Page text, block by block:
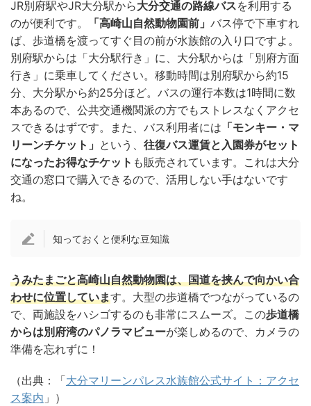
JR別府駅やJR大分駅から大分交通の路線バスを利用する
のが便利です。
「高崎山自然動物園前」 バス停で下車すれ
ば、歩道橋を渡ってすぐ目の前が水族館の入り口ですよ。
別府駅からは「大分駅行き」に、大分駅からは「別府方面
行き」に乗車してください。移動時間は別府駅から約15
分、大分駅から約25分ほど。バスの運行本数は1時間に数
本あるので、公共交通機関派の方でもストレスなくアクセ
スできるはずです。また、バス利用者には 「モンキー・マ
リーンチケット」 という、 往復バス運賃と入園券がセット
になったお得なチケット も販売されています。これは大分
交通の窓口で購入できるので、活用しない手はないです
ね。
知っておくと便利な豆知識
うみたまごと高崎山自然動物園は、国道を挟んで向かい合
わせに位置しています。大型の歩道橋でつながっているの
で、両施設をハシゴするのも非常にスムーズ。この歩道橋
からは別府湾のパノラマビューが楽しめるので、カメラの
準備を忘れずに！
（出典：「大分マリーンパレス水族館公式サイト：アクセ
ス案内 」）